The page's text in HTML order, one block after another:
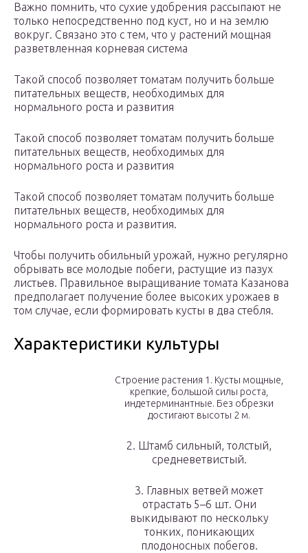
Важно помнить, что сухие удобрения рассыпают не
только непосредственно под куст, но и на землю
вокруг. Связано это с тем, что у растений мощная
разветвленная корневая система
Такой способ позволяет томатам получить больше
питательных веществ, необходимых для
нормального роста и развития
Такой способ позволяет томатам получить больше
питательных веществ, необходимых для
нормального роста и развития
Такой способ позволяет томатам получить больше
питательных веществ, необходимых для
нормального роста и развития.
Чтобы получить обильный урожай, нужно регулярно
обрывать все молодые побеги, растущие из пазух
листьев. Правильное выращивание томата Казанова
предполагает получение более высоких урожаев в
том случае, если формировать кусты в два стебля.
Характеристики культуры
Строение растения 1. Кусты мощные,
крепкие, большой силы роста,
индетерминантные. Без обрезки
достигают высоты 2 м.
2. Штамб сильный, толстый,
средневетвистый.
3. Главных ветвей может
отрастать 5–6 шт. Они
выкидывают по нескольку
тонких, поникающих
плодоносных побегов.